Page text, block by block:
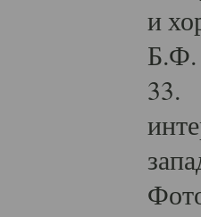
и
Б.Ф.
33.